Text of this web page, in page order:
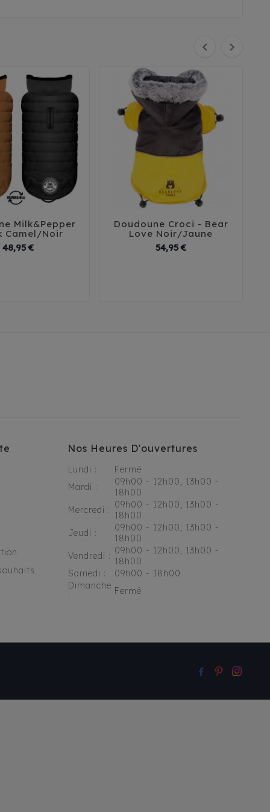
 
 
Milk&Pepper
Camel/Noir
48,95 €Prix
  
Doudoune Croci - Bear
Love Noir/Jaune
54,95 €Prix
Nos Heures D'ouvertures
Lundi :
Fermé
Mardi :
09h00 - 12h00, 13h00 -
18h00
Mercredi : 09h00 - 12h00, 13h00 -
18h00
Jeudi :
09h00 - 12h00, 13h00 -
18h00
Vendredi : 09h00 - 12h00, 13h00 -
18h00
Samedi :
09h00 - 18h00
Dimanche
:
Fermé